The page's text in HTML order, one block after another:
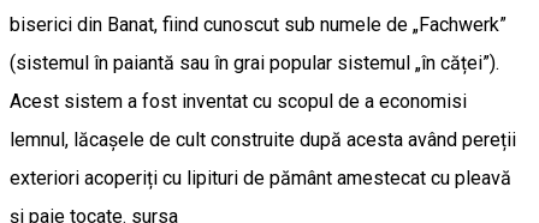
biserici din Banat, fiind cunoscut sub numele de „Fachwerk”
(sistemul în paiantă sau în grai popular sistemul „în căței”).
Acest sistem a fost inventat cu scopul de a economisi
lemnul, lăcașele de cult construite după acesta având pereții
exteriori acoperiți cu lipituri de pământ amestecat cu pleavă
şi paie tocate. sursa